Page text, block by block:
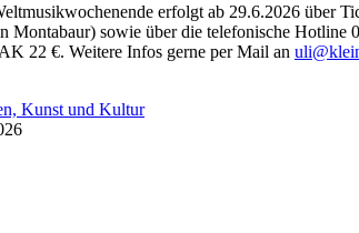
erfolgt ab 29.6.2026 über
Montabaur) sowie über die telefonische
22 €. Weitere Infos gerne per Mail an
Kunst und Kultur